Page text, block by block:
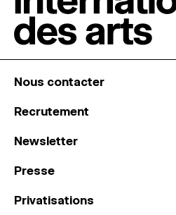
Nous contacter
Recrutement
Newsletter
Presse
Privatisations